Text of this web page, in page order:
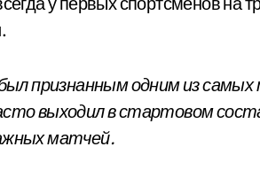
признанным одним из
выходил в стартовом
матчей.